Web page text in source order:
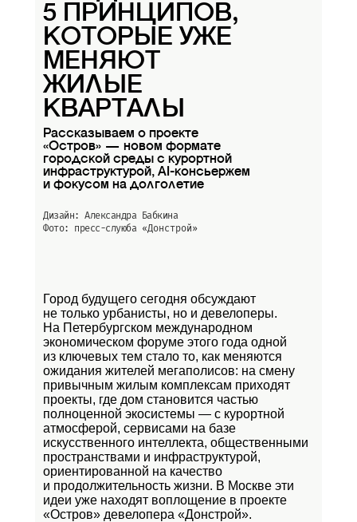
5 ПРИНЦИПОВ,
КОТОРЫЕ УЖЕ
МЕНЯЮТ
ЖИЛЫЕ
КВАРТАЛЫ
Рассказываем о проекте
«Остров» — новом формате
городской среды с курортной
инфраструктурой, AI-консьержем
и фокусом на долголетие
Дизайн: Александра Бабкина
Фото: пресс-слуюба «Донстрой»
Город будущего сегодня обсуждают
не только урбанисты, но и девелоперы.
На Петербургском международном
экономическом форуме этого года одной
из ключевых тем стало то, как меняются
ожидания жителей мегаполисов: на смену
привычным жилым комплексам приходят
проекты, где дом становится частью
полноценной экосистемы — с курортной
атмосферой, сервисами на базе
искусственного интеллекта, общественными
пространствами и инфраструктурой,
ориентированной на качество
и продолжительность жизни. В Москве эти
идеи уже находят воплощение в проекте
«Остров» девелопера «Донстрой».